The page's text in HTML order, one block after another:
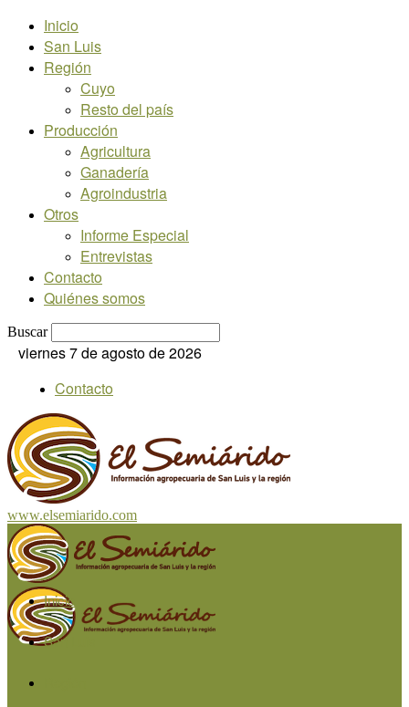
Inicio
San Luis
Región
Cuyo
Resto del país
Producción
Agricultura
Ganadería
Agroindustria
Otros
Informe Especial
Entrevistas
Contacto
Quiénes somos
Buscar
viernes 7 de agosto de 2026
Contacto
www.elsemiarido.com
Inicio
San Luis